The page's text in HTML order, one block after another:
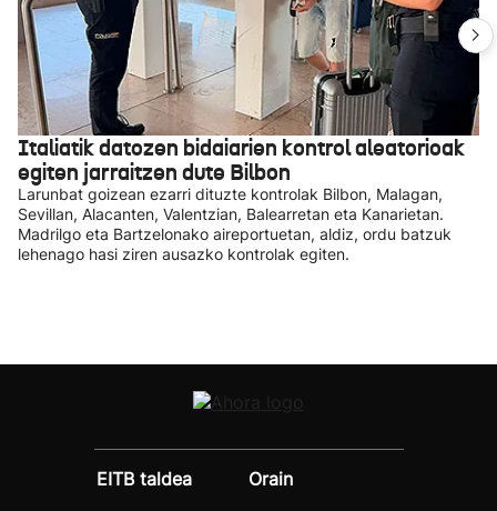
Italiatik datozen bidaiarien kontrol aleatorioak
egiten jarraitzen dute Bilbon
Larunbat goizean ezarri dituzte kontrolak Bilbon, Malagan,
Sevillan, Alacanten, Valentzian, Balearretan eta Kanarietan.
Madrilgo eta Bartzelonako aireportuetan, aldiz, ordu batzuk
lehenago hasi ziren ausazko kontrolak egiten.
EITB taldea
Orain